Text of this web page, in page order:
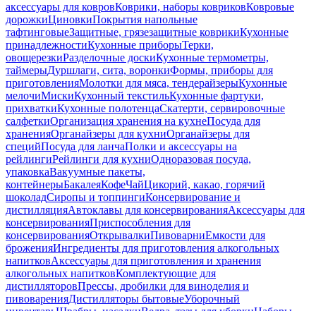
аксессуары для ковровКоврики, наборы ковриковКовровые
дорожкиЦиновкиПокрытия напольные
тафтинговыеЗащитные, грязезащитные коврикиКухонные
принадлежностиКухонные приборыТерки,
овощерезкиРазделочные доскиКухонные термометры,
таймерыДуршлаги, сита, воронкиФормы, приборы для
приготовленияМолотки для мяса, тендерайзерыКухонные
мелочиМискиКухонный текстильКухонные фартуки,
прихваткиКухонные полотенцаСкатерти, сервировочные
салфеткиОрганизация хранения на кухнеПосуда для
храненияОрганайзеры для кухниОрганайзеры для
специйПосуда для ланчаПолки и аксессуары на
рейлингиРейлинги для кухниОдноразовая посуда,
упаковкаВакуумные пакеты,
контейнерыБакалеяКофеЧайЦикорий, какао, горячий
шоколадСиропы и топпингиКонсервирование и
дистилляцияАвтоклавы для консервированияАксессуары для
консервированияПриспособления для
консервированияОткрывалкиПивоварниЕмкости для
броженияИнгредиенты для приготовления алкогольных
напитковАксессуары для приготовления и хранения
алкогольных напитковКомплектующие для
дистилляторовПрессы, дробилки для виноделия и
пивоваренияДистилляторы бытовыеУборочный